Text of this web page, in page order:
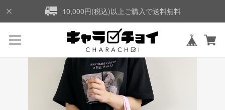
10,000円(税込)以上ご購入で送料無料